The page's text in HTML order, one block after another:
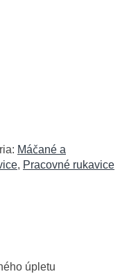
Máčané a
, Pracovné rukavice
úpletu